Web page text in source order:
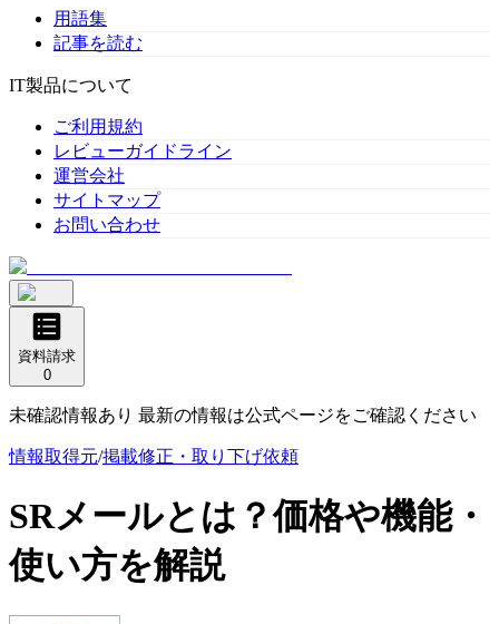
用語集
記事を読む
IT製品について
ご利用規約
レビューガイドライン
運営会社
サイトマップ
お問い合わせ
資料請求
0
未確認情報あり 最新の情報は公式ページをご確認ください
情報取得元/掲載修正・取り下げ依頼
SRメールとは？価格や機能・
使い方を解説